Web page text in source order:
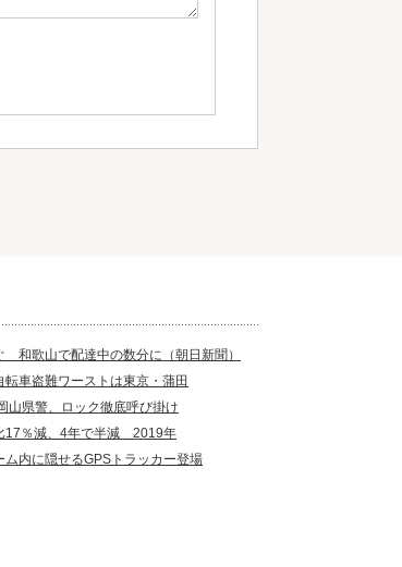
和歌山で配達中の数分に（朝日新聞）
車盗難ワーストは東京・蒲田
県警、ロック徹底呼び掛け
17％減、4年で半減 2019年
内に隠せるGPSトラッカー登場